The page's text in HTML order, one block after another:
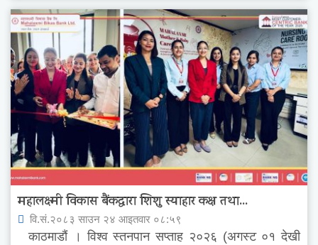
महालक्ष्मी विकास बैंकद्धारा शिशु स्याहार कक्ष तथा...
वि.सं.२०८३ साउन २४ आइतवार ०८:५९
काठमाडौं । विश्व स्तनपान सप्ताह २०२६ (अगस्ट ०१ देखी